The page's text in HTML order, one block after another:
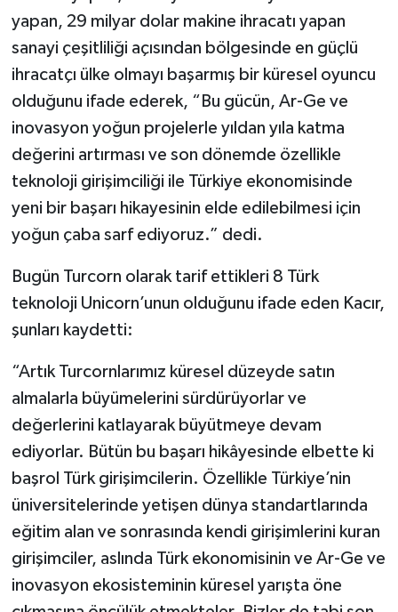
yapan, 29 milyar dolar makine ihracatı yapan
sanayi çeşitliliği açısından bölgesinde en güçlü
ihracatçı ülke olmayı başarmış bir küresel oyuncu
olduğunu ifade ederek, “Bu gücün, Ar-Ge ve
inovasyon yoğun projelerle yıldan yıla katma
değerini artırması ve son dönemde özellikle
teknoloji girişimciliği ile Türkiye ekonomisinde
yeni bir başarı hikayesinin elde edilebilmesi için
yoğun çaba sarf ediyoruz.” dedi.
Bugün Turcorn olarak tarif ettikleri 8 Türk
teknoloji Unicorn’unun olduğunu ifade eden Kacır,
şunları kaydetti:
“Artık Turcornlarımız küresel düzeyde satın
almalarla büyümelerini sürdürüyorlar ve
değerlerini katlayarak büyütmeye devam
ediyorlar. Bütün bu başarı hikâyesinde elbette ki
başrol Türk girişimcilerin. Özellikle Türkiye’nin
üniversitelerinde yetişen dünya standartlarında
eğitim alan ve sonrasında kendi girişimlerini kuran
girişimciler, aslında Türk ekonomisinin ve Ar-Ge ve
inovasyon ekosisteminin küresel yarışta öne